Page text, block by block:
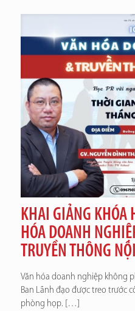
KHAI GIẢNG KHÓA
HÓA DOANH
TRUYỀN THÔNG
Văn hóa doanh nghiệp không
Ban Lãnh đạo được treo trước
phòng họp. […]